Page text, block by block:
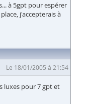
à 5gpt pour espérer
j'accepterais à
Le 18/01/2005 à 21:54
luxes pour 7 gpt et